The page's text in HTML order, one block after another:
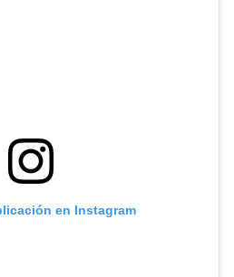
en Instagram